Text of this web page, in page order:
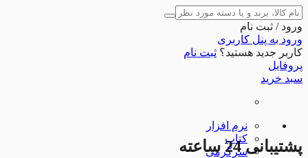
ورود / ثبت نام
ورود به پنل کاربری
کاربر جدید هستید؟ ثبت نام
پروفایل
سبد خرید
نرم افزار
کتاب
سرگرمیپشتیبانی 24 ساعته